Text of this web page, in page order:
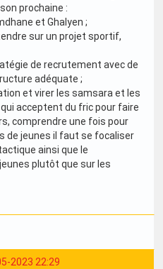
prochaine :
et Ghalyen ;
sur un projet sportif,
de recrutement avec de
adéquate ;
et virer les samsara et les
acceptent du fric pour faire
comprendre une fois pour
de jeunes il faut se focaliser
ainsi que le
plutôt que sur les
2023 22:29